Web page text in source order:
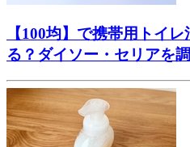
【100均】で携帯用トイ
る？ダイソー・セリアを